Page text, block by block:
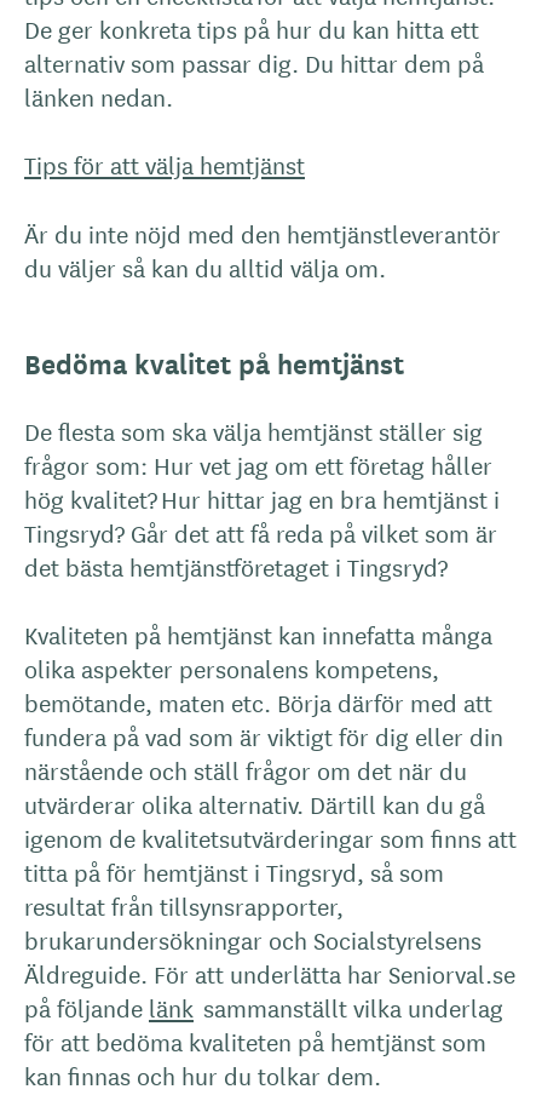
De ger konkreta tips på hur du kan hitta ett
alternativ som passar dig. Du hittar dem på
länken nedan.
Tips för att välja hemtjänst
Är du inte nöjd med den hemtjänstleverantör
du väljer så kan du alltid välja om.
Bedöma kvalitet på hemtjänst
De flesta som ska välja hemtjänst ställer sig
frågor som: Hur vet jag om ett företag håller
hög kvalitet? Hur hittar jag en bra hemtjänst i
Tingsryd? Går det att få reda på vilket som är
det bästa hemtjänstföretaget i Tingsryd?
Kvaliteten på hemtjänst kan innefatta många
olika aspekter personalens kompetens,
bemötande, maten etc. Börja därför med att
fundera på vad som är viktigt för dig eller din
närstående och ställ frågor om det när du
utvärderar olika alternativ. Därtill kan du gå
igenom de kvalitetsutvärderingar som finns att
titta på för hemtjänst i Tingsryd, så som
resultat från tillsynsrapporter,
brukarundersökningar och Socialstyrelsens
Äldreguide. För att underlätta har Seniorval.se
på följande länk sammanställt vilka underlag
för att bedöma kvaliteten på hemtjänst som
kan finnas och hur du tolkar dem.